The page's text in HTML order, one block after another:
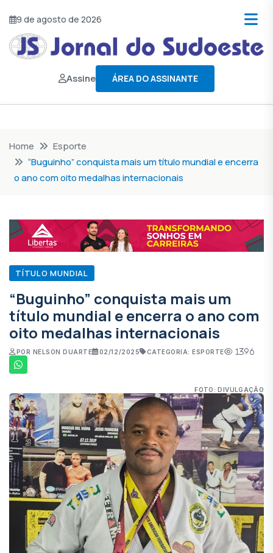
9 de agosto de 2026
Assine ÁREA DO ASSINANTE
Home
Esporte
“Buguinho” conquista mais um título mundial e encerra
o ano com oito medalhas internacionais
TÍTULO MUNDIAL
“Buguinho” conquista mais um
título mundial e encerra o ano com
oito medalhas internacionais
POR NELSON DUARTE 02/12/2025 CATEGORIA: ESPORTE 1396
FOTO: DIVULGAÇÃO